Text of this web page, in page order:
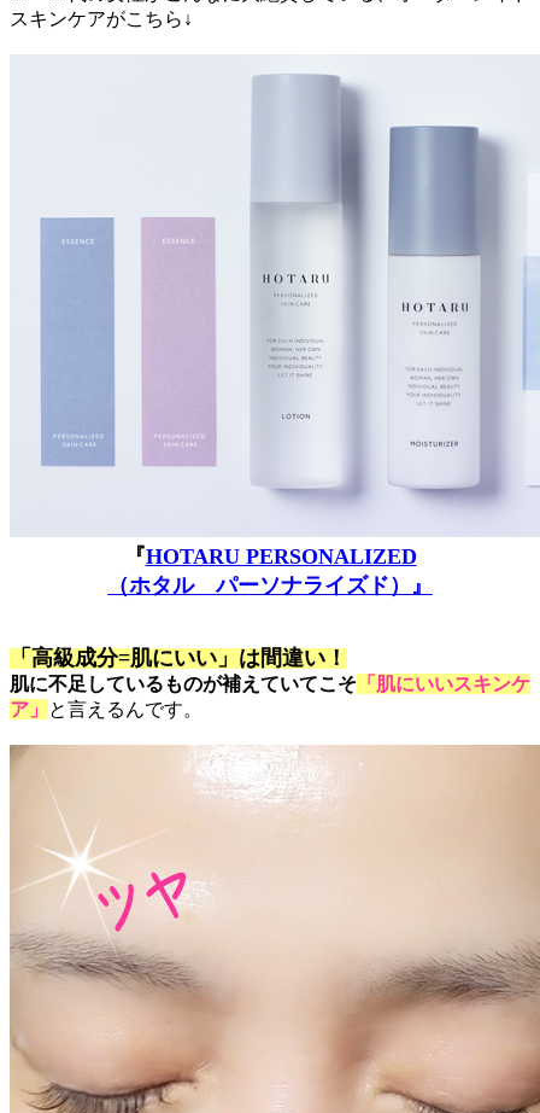
スキンケアがこちら↓
『HOTARU PERSONALIZED
（ホタル パーソナライズド）』
「高級成分=肌にいい」は間違い！
肌に不足しているものが補えていてこそ 「肌にいいスキンケ
ア」
と言えるんです。